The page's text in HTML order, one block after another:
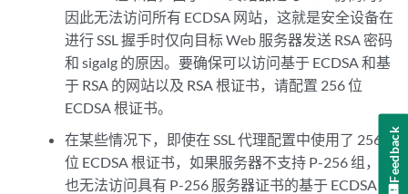
因此无法访问所有 ECDSA 网站，这就是安全设备在
进行 SSL 握手时仅向目标 Web 服务器发送 RSA 密码
和 sigalg 的原因。要确保可以访问基于 ECDSA 和基
于 RSA 的网站以及 RSA 根证书，请配置 256 位
ECDSA 根证书。
在某些情况下，即使在 SSL 代理配置中使用了 256
位 ECDSA 根证书，如果服务器不支持 P-256 组，
也无法访问具有 P-256 服务器证书的基于 ECDSA
Feedback